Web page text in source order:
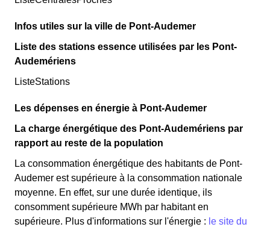
Infos utiles sur la ville de Pont-Audemer
Liste des stations essence utilisées par les Pont-
Audemériens
ListeStations
Les dépenses en énergie à Pont-Audemer
La charge énergétique des Pont-Audemériens par
rapport au reste de la population
La consommation énergétique des habitants de Pont-
Audemer est supérieure à la consommation nationale
moyenne. En effet, sur une durée identique, ils
consomment supérieure MWh par habitant en
supérieure. Plus d'informations sur l'énergie : le site du